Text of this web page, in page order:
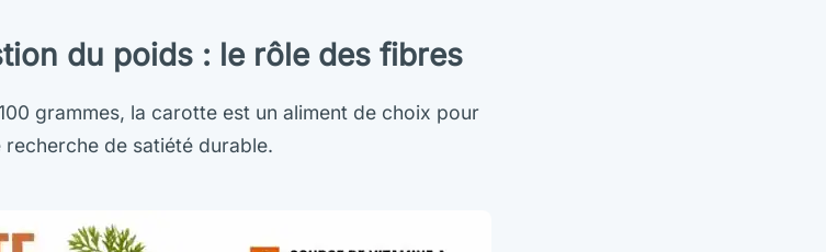
du poids : le rôle des fibres
grammes, la carotte est un aliment de choix pour
de satiété durable.